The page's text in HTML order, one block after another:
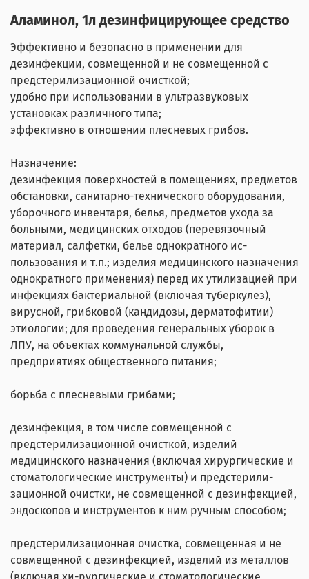
Аламинол, 1л дезинфицирующее средство
Эффективно и безопасно в применении для
дезинфекции, совмещенной и не совмещенной с
предстерилизационной очисткой;
удобно при использовании в ультразвуковых
установках различного типа;
эффективно в отношении плесневых грибов.
Назначение:
дезинфекция поверхностей в помещениях, предметов
обстановки, санитарно-технического оборудования,
уборочного инвентаря, белья, предметов ухода за
больными, медицинских отходов (перевязочный
материал, салфетки, белье однократного ис-
пользования и т.п.; изделия медицинского назначения
однократного применения) перед их утилизацией при
инфекциях бактериальной (включая туберкулез),
вирусной, грибковой (кандидозы, дерматофитии)
этиологии; для проведения генеральных уборок в
ЛПУ, на объектах коммунальной службы,
предприятиях общественного питания;
борьба с плесневыми грибами;
дезинфекция, в том числе совмещенной с
предстерилизационной очисткой, изделий
медицинского назначения (включая хирургические и
стоматологические инструменты) и предстерили-
зационной очистки, не совмещенной с дезинфекцией,
эндоскопов и инструментов к ним ручным способом;
предстерилизационная очистка, совмещенная и не
совмещенной с дезинфекцией, изделий из металлов